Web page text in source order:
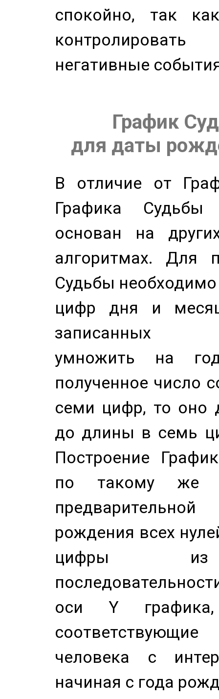
спокойно, так
негативные
График
для даты
В отличие от
Графика
основан на
алгоритмах. Для
Судьбы
цифр дня и
записанных
умножить на
полученное число
семи цифр, то оно
до длины в семь
Построение
по такому же
рождения всех
цифры из
оси Y
человека с
начиная с года